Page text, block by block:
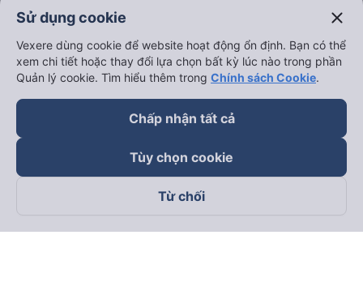
Theo dõi chúng tôi trên
Sử dụng cookie close
Vexere dùng cookie để website hoạt động ổn định. Bạn có thể
xem chi tiết hoặc thay đổi lựa chọn bất kỳ lúc nào trong phần
Quản lý cookie. Tìm hiểu thêm trong Chính sách Cookie.
Chấp nhận tất cả
Tùy chọn cookie
Từ chối